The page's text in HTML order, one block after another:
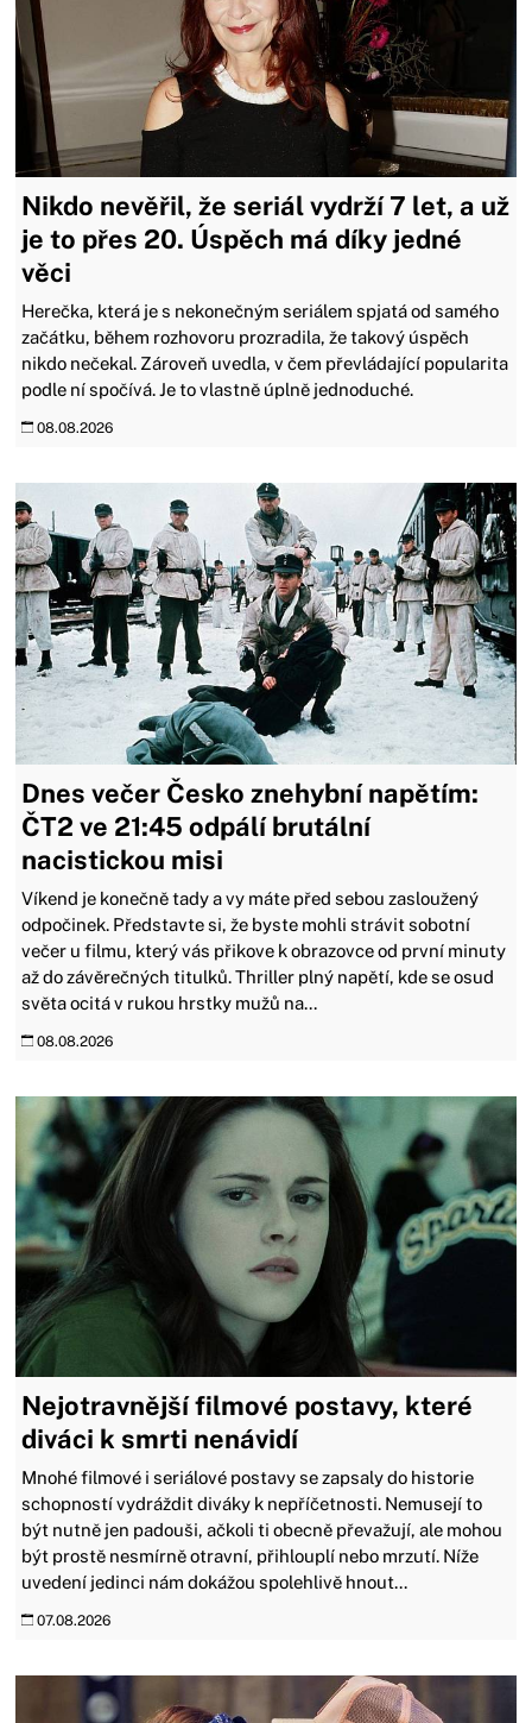
Nikdo nevěřil, že seriál vydrží 7 let, a už
je to přes 20. Úspěch má díky jedné
věci
Herečka, která je s nekonečným seriálem spjatá od samého
začátku, během rozhovoru prozradila, že takový úspěch
nikdo nečekal. Zároveň uvedla, v čem převládající popularita
podle ní spočívá. Je to vlastně úplně jednoduché.
08.08.2026
Dnes večer Česko znehybní napětím:
ČT2 ve 21:45 odpálí brutální
nacistickou misi
Víkend je konečně tady a vy máte před sebou zasloužený
odpočinek. Představte si, že byste mohli strávit sobotní
večer u filmu, který vás přikove k obrazovce od první minuty
až do závěrečných titulků. Thriller plný napětí, kde se osud
světa ocitá v rukou hrstky mužů na...
08.08.2026
Nejotravnější filmové postavy, které
diváci k smrti nenávidí
Mnohé filmové i seriálové postavy se zapsaly do historie
schopností vydráždit diváky k nepříčetnosti. Nemusejí to
být nutně jen padouši, ačkoli ti obecně převažují, ale mohou
být prostě nesmírně otravní, přihlouplí nebo mrzutí. Níže
uvedení jedinci nám dokážou spolehlivě hnout...
07.08.2026